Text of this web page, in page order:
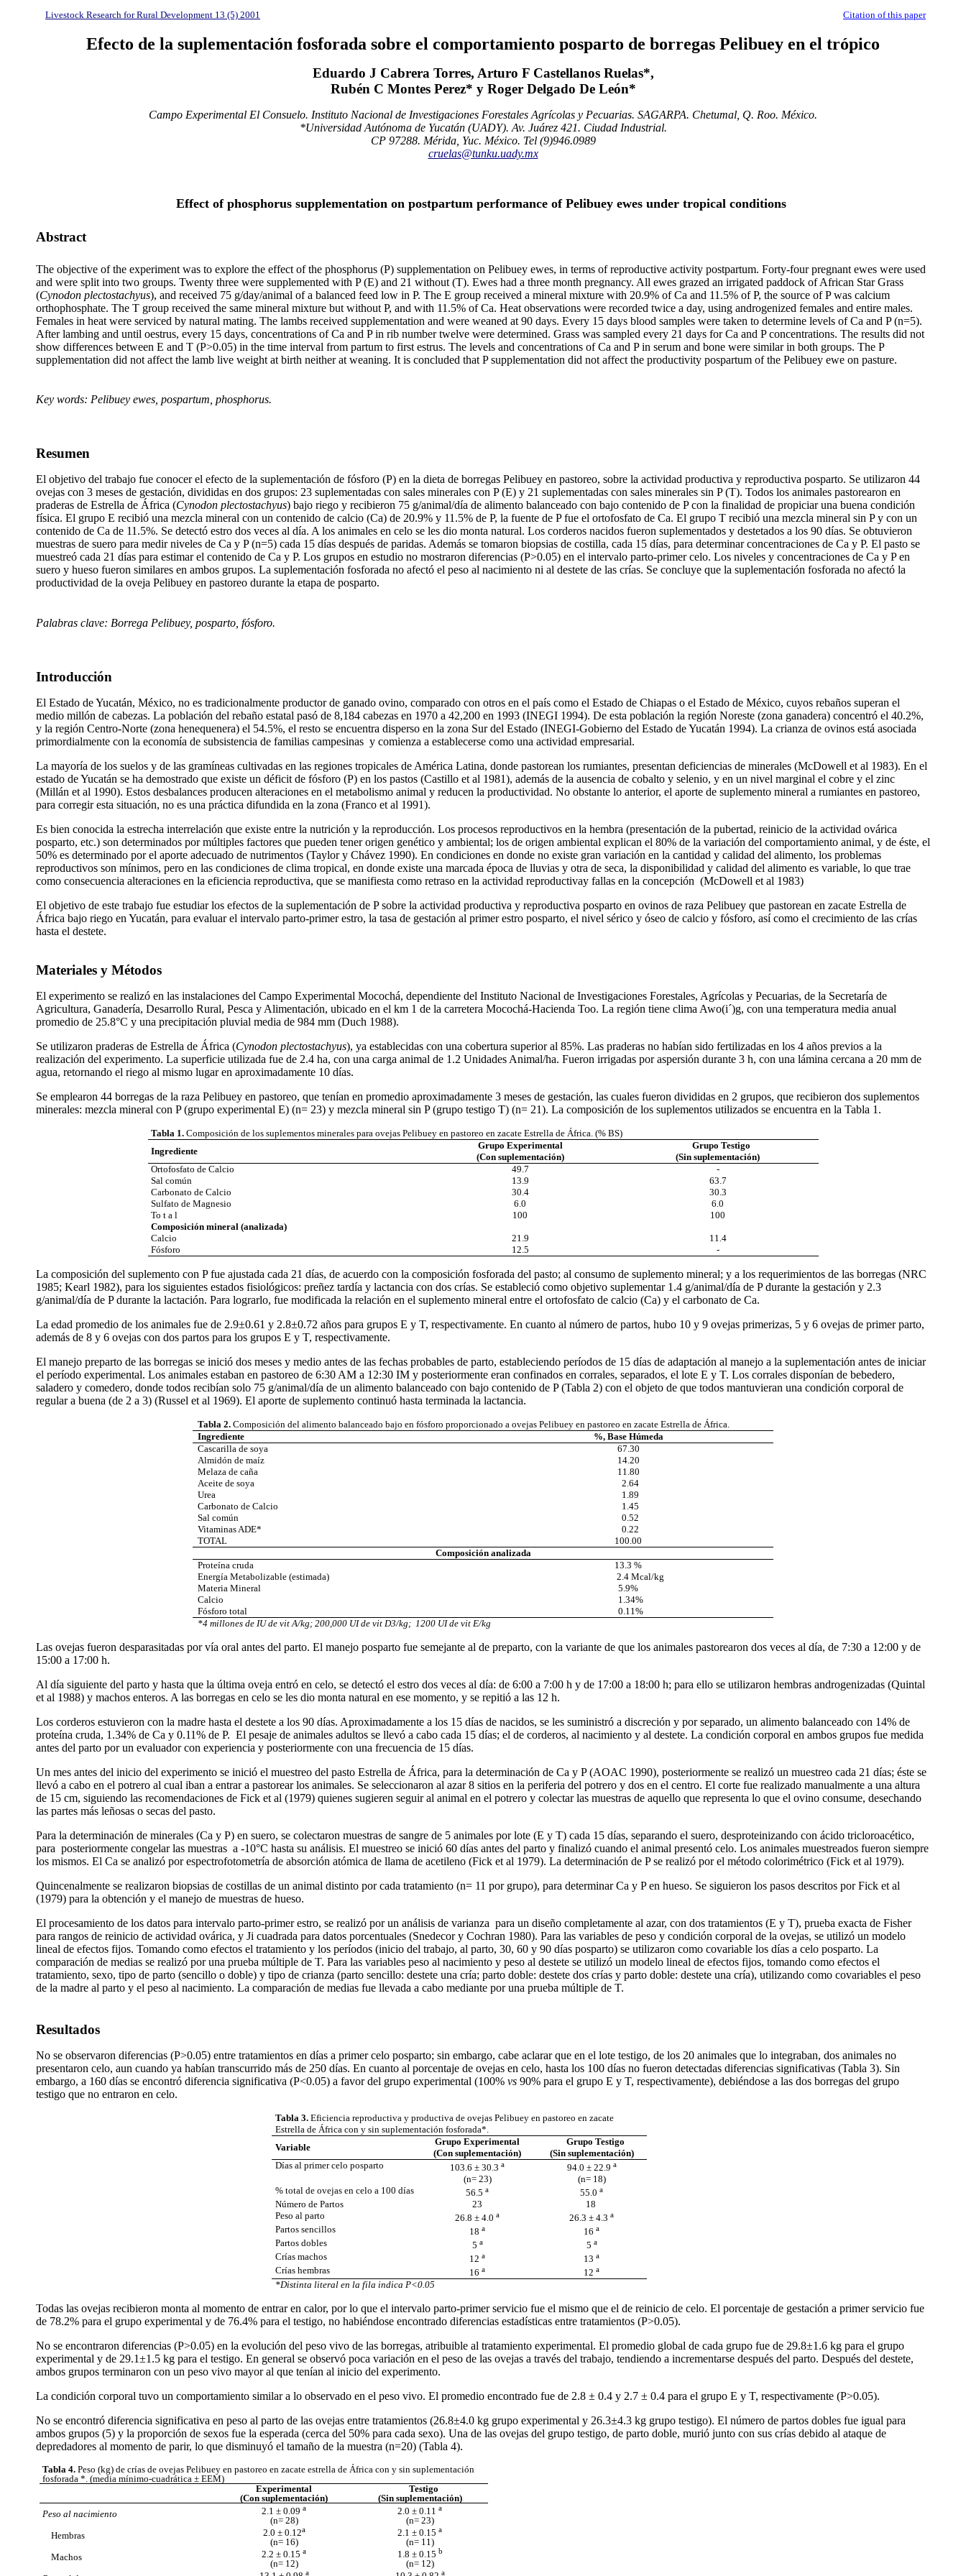
Livestock Research for Rural Development 13 (5) 2001 Citation of this paper
Efecto de la suplementación fosforada sobre el comportamiento posparto de borregas Pelibuey en el trópico
Eduardo J Cabrera Torres, Arturo F Castellanos Ruelas*,
Rubén C Montes Perez* y Roger Delgado De León*
Campo Experimental El Consuelo. Instituto Nacional de Investigaciones Forestales Agrícolas y Pecuarias. SAGARPA. Chetumal, Q. Roo. México.
*Universidad Autónoma de Yucatán (UADY). Av. Juárez 421. Ciudad Industrial.
CP 97288. Mérida, Yuc. México. Tel (9)946.0989
cruelas@tunku.uady.mx
Effect of phosphorus supplementation on postpartum performance of Pelibuey ewes under tropical conditions
Abstract
The objective of the experiment was to explore the effect of the phosphorus (P) supplementation on Pelibuey ewes, in terms of reproductive activity postpartum. Forty-four pregnant ewes were used
and were split into two groups. Twenty three were supplemented with P (E) and 21 without (T). Ewes had a three month pregnancy. All ewes grazed an irrigated paddock of African Star Grass
(Cynodon plectostachyus), and received 75 g/day/animal of a balanced feed low in P. The E group received a mineral mixture with 20.9% of Ca and 11.5% of P, the source of P was calcium
orthophosphate. The T group received the same mineral mixture but without P, and with 11.5% of Ca. Heat observations were recorded twice a day, using androgenized females and entire males.
Females in heat were serviced by natural mating. The lambs received supplementation and were weaned at 90 days. Every 15 days blood samples were taken to determine levels of Ca and P (n=5).
After lambing and until oestrus, every 15 days, concentrations of Ca and P in rib number twelve were determined. Grass was sampled every 21 days for Ca and P concentrations. The results did not
show differences between E and T (P>0.05) in the time interval from partum to first estrus. The levels and concentrations of Ca and P in serum and bone were similar in both groups. The P
supplementation did not affect the lamb live weight at birth neither at weaning. It is concluded that P supplementation did not affect the productivity pospartum of the Pelibuey ewe on pasture.
Key words: Pelibuey ewes, pospartum, phosphorus.
Resumen
El objetivo del trabajo fue conocer el efecto de la suplementación de fósforo (P) en la dieta de borregas Pelibuey en pastoreo, sobre la actividad productiva y reproductiva posparto. Se utilizaron 44
ovejas con 3 meses de gestación, divididas en dos grupos: 23 suplementadas con sales minerales con P (E) y 21 suplementadas con sales minerales sin P (T). Todos los animales pastorearon en
praderas de Estrella de África (Cynodon plectostachyus) bajo riego y recibieron 75 g/animal/día de alimento balanceado con bajo contenido de P con la finalidad de propiciar una buena condición
física. El grupo E recibió una mezcla mineral con un contenido de calcio (Ca) de 20.9% y 11.5% de P, la fuente de P fue el ortofosfato de Ca. El grupo T recibió una mezcla mineral sin P y con un
contenido de Ca de 11.5%. Se detectó estro dos veces al día. A los animales en celo se les dio monta natural. Los corderos nacidos fueron suplementados y destetados a los 90 días. Se obtuvieron
muestras de suero para medir niveles de Ca y P (n=5) cada 15 días después de paridas. Además se tomaron biopsias de costilla, cada 15 días, para determinar concentraciones de Ca y P. El pasto se
muestreó cada 21 días para estimar el contenido de Ca y P. Los grupos en estudio no mostraron diferencias (P>0.05) en el intervalo parto-primer celo. Los niveles y concentraciones de Ca y P en
suero y hueso fueron similares en ambos grupos. La suplementación fosforada no afectó el peso al nacimiento ni al destete de las crías. Se concluye que la suplementación fosforada no afectó la
productividad de la oveja Pelibuey en pastoreo durante la etapa de posparto.
Palabras clave: Borrega Pelibuey, posparto, fósforo.
Introducción
El Estado de Yucatán, México, no es tradicionalmente productor de ganado ovino, comparado con otros en el país como el Estado de Chiapas o el Estado de México, cuyos rebaños superan el
medio millón de cabezas. La población del rebaño estatal pasó de 8,184 cabezas en 1970 a 42,200 en 1993 (INEGI 1994). De esta población la región Noreste (zona ganadera) concentró el 40.2%,
y la región Centro-Norte (zona henequenera) el 54.5%, el resto se encuentra disperso en la zona Sur del Estado (INEGI-Gobierno del Estado de Yucatán 1994). La crianza de ovinos está asociada
primordialmente con la economía de subsistencia de familias campesinas y comienza a establecerse como una actividad empresarial.
La mayoría de los suelos y de las gramíneas cultivadas en las regiones tropicales de América Latina, donde pastorean los rumiantes, presentan deficiencias de minerales (McDowell et al 1983). En el
estado de Yucatán se ha demostrado que existe un déficit de fósforo (P) en los pastos (Castillo et al 1981), además de la ausencia de cobalto y selenio, y en un nivel marginal el cobre y el zinc
(Millán et al 1990). Estos desbalances producen alteraciones en el metabolismo animal y reducen la productividad. No obstante lo anterior, el aporte de suplemento mineral a rumiantes en pastoreo,
para corregir esta situación, no es una práctica difundida en la zona (Franco et al 1991).
Es bien conocida la estrecha interrelación que existe entre la nutrición y la reproducción. Los procesos reproductivos en la hembra (presentación de la pubertad, reinicio de la actividad ovárica
posparto, etc.) son determinados por múltiples factores que pueden tener origen genético y ambiental; los de origen ambiental explican el 80% de la variación del comportamiento animal, y de éste, el
50% es determinado por el aporte adecuado de nutrimentos (Taylor y Chávez 1990). En condiciones en donde no existe gran variación en la cantidad y calidad del alimento, los problemas
reproductivos son mínimos, pero en las condiciones de clima tropical, en donde existe una marcada época de lluvias y otra de seca, la disponibilidad y calidad del alimento es variable, lo que trae
como consecuencia alteraciones en la eficiencia reproductiva, que se manifiesta como retraso en la actividad reproductivay fallas en la concepción (McDowell et al 1983)
El objetivo de este trabajo fue estudiar los efectos de la suplementación de P sobre la actividad productiva y reproductiva posparto en ovinos de raza Pelibuey que pastorean en zacate Estrella de
África bajo riego en Yucatán, para evaluar el intervalo parto-primer estro, la tasa de gestación al primer estro posparto, el nivel sérico y óseo de calcio y fósforo, así como el crecimiento de las crías
hasta el destete.
Materiales y Métodos
El experimento se realizó en las instalaciones del Campo Experimental Mocochá, dependiente del Instituto Nacional de Investigaciones Forestales, Agrícolas y Pecuarias, de la Secretaría de
Agricultura, Ganadería, Desarrollo Rural, Pesca y Alimentación, ubicado en el km 1 de la carretera Mocochá-Hacienda Too. La región tiene clima Awo(i´)g, con una temperatura media anual
promedio de 25.8°C y una precipitación pluvial media de 984 mm (Duch 1988).
Se utilizaron praderas de Estrella de África (Cynodon plectostachyus), ya establecidas con una cobertura superior al 85%. Las praderas no habían sido fertilizadas en los 4 años previos a la
realización del experimento. La superficie utilizada fue de 2.4 ha, con una carga animal de 1.2 Unidades Animal/ha. Fueron irrigadas por aspersión durante 3 h, con una lámina cercana a 20 mm de
agua, retornando el riego al mismo lugar en aproximadamente 10 días.
Se emplearon 44 borregas de la raza Pelibuey en pastoreo, que tenían en promedio aproximadamente 3 meses de gestación, las cuales fueron divididas en 2 grupos, que recibieron dos suplementos
minerales: mezcla mineral con P (grupo experimental E) (n= 23) y mezcla mineral sin P (grupo testigo T) (n= 21). La composición de los suplementos utilizados se encuentra en la Tabla 1.
Tabla 1.Composición de los suplementos minerales para ovejas Pelibuey en pastoreo en zacate Estrella de África. (% BS)
Ingrediente
Grupo Experimental
(Con suplementación)
Grupo Testigo
(Sin suplementación)
Ortofosfato de Calcio
49.7
-
Sal común
13.9
63.7
Carbonato de Calcio
30.4
30.3
Sulfato de Magnesio
6.0
6.0
To t a l
100
100
Composición mineral (analizada)
Calcio
21.9
11.4
Fósforo
12.5 -
La composición del suplemento con P fue ajustada cada 21 días, de acuerdo con la composición fosforada del pasto; al consumo de suplemento mineral; y a los requerimientos de las borregas (NRC
1985; Kearl 1982), para los siguientes estados fisiológicos: preñez tardía y lactancia con dos crías. Se estableció como objetivo suplementar 1.4 g/animal/día de P durante la gestación y 2.3
g/animal/día de P durante la lactación. Para lograrlo, fue modificada la relación en el suplemento mineral entre el ortofosfato de calcio (Ca) y el carbonato de Ca.
La edad promedio de los animales fue de 2.9±0.61 y 2.8±0.72 años para grupos E y T, respectivamente. En cuanto al número de partos, hubo 10 y 9 ovejas primerizas, 5 y 6 ovejas de primer parto,
además de 8 y 6 ovejas con dos partos para los grupos E y T, respectivamente.
El manejo preparto de las borregas se inició dos meses y medio antes de las fechas probables de parto, estableciendo períodos de 15 días de adaptación al manejo a la suplementación antes de iniciar
el período experimental. Los animales estaban en pastoreo de 6:30 AM a 12:30 IM y posteriormente eran confinados en corrales, separados, el lote E y T. Los corrales disponían de bebedero,
saladero y comedero, donde todos recibían solo 75 g/animal/día de un alimento balanceado con bajo contenido de P (Tabla 2) con el objeto de que todos mantuvieran una condición corporal de
regular a buena (de 2 a 3) (Russel et al 1969). El aporte de suplemento continuó hasta terminada la lactancia.
Tabla 2. Composición del alimento balanceado bajo en fósforo proporcionado a ovejas Pelibuey en pastoreo en zacate Estrella de África.
Ingrediente
%, Base Húmeda
Cascarilla de soya
67.30
Almidón de maíz
14.20
Melaza de caña
11.80
Aceite de soya
2.64
Urea
1.89
Carbonato de Calcio
1.45
Sal común
0.52
Vitaminas ADE*
0.22
TOTAL
100.00
Composición analizada
Proteína cruda
13.3 %
Energía Metabolizable (estimada)
2.4 Mcal/kg
Materia Mineral
5.9%
Calcio
1.34%
Fósforo total
0.11%
*4 millones de IU de vit A/kg; 200,000 UI de vit D3/kg; 1200 UI de vit E/kg
Las ovejas fueron desparasitadas por vía oral antes del parto. El manejo posparto fue semejante al de preparto, con la variante de que los animales pastorearon dos veces al día, de 7:30 a 12:00 y de
15:00 a 17:00 h.
Al día siguiente del parto y hasta que la última oveja entró en celo, se detectó el estro dos veces al día: de 6:00 a 7:00 h y de 17:00 a 18:00 h; para ello se utilizaron hembras androgenizadas (Quintal
et al 1988) y machos enteros. A las borregas en celo se les dio monta natural en ese momento, y se repitió a las 12 h.
Los corderos estuvieron con la madre hasta el destete a los 90 días. Aproximadamente a los 15 días de nacidos, se les suministró a discreción y por separado, un alimento balanceado con 14% de
proteína cruda, 1.34% de Ca y 0.11% de P. El pesaje de animales adultos se llevó a cabo cada 15 días; el de corderos, al nacimiento y al destete. La condición corporal en ambos grupos fue medida
antes del parto por un evaluador con experiencia y posteriormente con una frecuencia de 15 días.
Un mes antes del inicio del experimento se inició el muestreo del pasto Estrella de África, para la determinación de Ca y P (AOAC 1990), posteriormente se realizó un muestreo cada 21 días; éste se
llevó a cabo en el potrero al cual iban a entrar a pastorear los animales. Se seleccionaron al azar 8 sitios en la periferia del potrero y dos en el centro. El corte fue realizado manualmente a una altura
de 15 cm, siguiendo las recomendaciones de Fick et al (1979) quienes sugieren seguir al animal en el potrero y colectar las muestras de aquello que representa lo que el ovino consume, desechando
las partes más leñosas o secas del pasto.
Para la determinación de minerales (Ca y P) en suero, se colectaron muestras de sangre de 5 animales por lote (E y T) cada 15 días, separando el suero, desproteinizando con ácido tricloroacético,
para posteriormente congelar las muestras a -10°C hasta su análisis. El muestreo se inició 60 días antes del parto y finalizó cuando el animal presentó celo. Los animales muestreados fueron siempre
los mismos. El Ca se analizó por espectrofotometría de absorción atómica de llama de acetileno (Fick et al 1979). La determinación de P se realizó por el método colorimétrico (Fick et al 1979).
Quincenalmente se realizaron biopsias de costillas de un animal distinto por cada tratamiento (n= 11 por grupo), para determinar Ca y P en hueso. Se siguieron los pasos descritos por Fick et al
(1979) para la obtención y el manejo de muestras de hueso.
El procesamiento de los datos para intervalo parto-primer estro, se realizó por un análisis de varianza para un diseño completamente al azar, con dos tratamientos (E y T), prueba exacta de Fisher
para rangos de reinicio de actividad ovárica, y Ji cuadrada para datos porcentuales (Snedecor y Cochran 1980). Para las variables de peso y condición corporal de la ovejas, se utilizó un modelo
lineal de efectos fijos. Tomando como efectos el tratamiento y los períodos (inicio del trabajo, al parto, 30, 60 y 90 días posparto) se utilizaron como covariable los días a celo posparto. La
comparación de medias se realizó por una prueba múltiple de T. Para las variables peso al nacimiento y peso al destete se utilizó un modelo lineal de efectos fijos, tomando como efectos el
tratamiento, sexo, tipo de parto (sencillo o doble) y tipo de crianza (parto sencillo: destete una cría; parto doble: destete dos crías y parto doble: destete una cría), utilizando como covariables el peso
de la madre al parto y el peso al nacimiento. La comparación de medias fue llevada a cabo mediante por una prueba múltiple de T.
Resultados
No se observaron diferencias (P>0.05) entre tratamientos en días a primer celo posparto; sin embargo, cabe aclarar que en el lote testigo, de los 20 animales que lo integraban, dos animales no
presentaron celo, aun cuando ya habían transcurrido más de 250 días. En cuanto al porcentaje de ovejas en celo, hasta los 100 días no fueron detectadas diferencias significativas (Tabla 3). Sin
embargo, a 160 días se encontró diferencia significativa (P<0.05) a favor del grupo experimental (100% vs 90% para el grupo E y T, respectivamente), debiéndose a las dos borregas del grupo
testigo que no entraron en celo.
Tabla 3. Eficiencia reproductiva y productiva de ovejas Pelibuey en pastoreo en zacate
Estrella de África con y sin suplementación fosforada*.
Variable
Grupo Experimental
(Con suplementación)
Grupo Testigo
(Sin suplementación)
Días al primer celo posparto
103.6± 30.3a
(n= 23)
94.0 ±22.9 a
(n= 18)
% total de ovejas en celo a 100 días
56.5 a 55.0 a
Número de Partos 23
18
Peso al parto
26.8± 4.0 a 26.3± 4.3 a
Partos sencillos 18 a 16 a
Partos dobles 5 a 5 a
Crías machos 12 a 13 a
Crías hembras 16 a 12 a
*Distinta literal en la fila indica P<0.05
Todas las ovejas recibieron monta al momento de entrar en calor, por lo que el intervalo parto-primer servicio fue el mismo que el de reinicio de celo. El porcentaje de gestación a primer servicio fue
de 78.2% para el grupo experimental y de 76.4% para el testigo, no habiéndose encontrado diferencias estadísticas entre tratamientos (P>0.05).
No se encontraron diferencias (P>0.05) en la evolución del peso vivo de las borregas, atribuible al tratamiento experimental. El promedio global de cada grupo fue de 29.8±1.6 kg para el grupo
experimental y de 29.1±1.5 kg para el testigo. En general se observó poca variación en el peso de las ovejas a través del trabajo, tendiendo a incrementarse después del parto. Después del destete,
ambos grupos terminaron con un peso vivo mayor al que tenían al inicio del experimento.
La condición corporal tuvo un comportamiento similar a lo observado en el peso vivo. El promedio encontrado fue de 2.8 ± 0.4 y 2.7 ± 0.4 para el grupo E y T, respectivamente (P>0.05).
No se encontró diferencia significativa en peso al parto de las ovejas entre tratamientos (26.8±4.0 kg grupo experimental y 26.3±4.3 kg grupo testigo). El número de partos dobles fue igual para
ambos grupos (5) y la proporción de sexos fue la esperada (cerca del 50% para cada sexo). Una de las ovejas del grupo testigo, de parto doble, murió junto con sus crías debido al ataque de
depredadores al momento de parir, lo que disminuyó el tamaño de la muestra (n=20) (Tabla 4).
Tabla 4. Peso (kg) de crías de ovejas Pelibuey en pastoreo en zacate estrella de África con y sin suplementación
fosforada *. (media mínimo-cuadrática± EEM)
Experimental
(Con suplementación)
Testigo
(Sin suplementación)
Peso al nacimiento
2.1± 0.09a
(n= 28)
2.0± 0.11a
(n= 23)
Hembras
2.0 ±0.12a
(n= 16)
2.1± 0.15 a
(n= 11)
Machos
2.2± 0.15 a
(n= 12)
1.8 ±0.15 b
(n= 12)
a a